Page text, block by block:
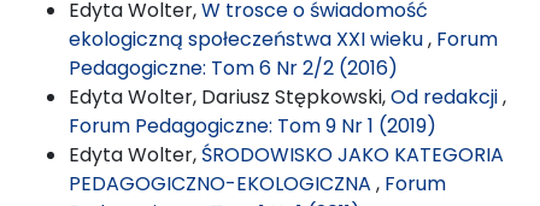
Edyta Wolter,W trosce o świadomość
ekologiczną społeczeństwa XXI wieku, Forum
Pedagogiczne: Tom 6 Nr 2/2 (2016)
Edyta Wolter, Dariusz Stępkowski,Od redakcji,
Forum Pedagogiczne: Tom 9 Nr 1 (2019)
Edyta Wolter, ŚRODOWISKO JAKO KATEGORIA
PEDAGOGICZNO-EKOLOGICZNA , Forum